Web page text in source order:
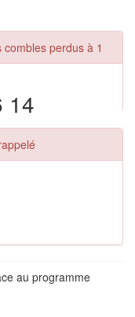
combles perdus à 1
14
au programme